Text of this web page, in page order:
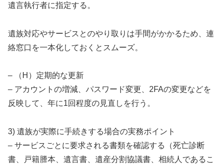
遺言執行者に指定する。
遺族対応やサービスとのやり取りは手間がかかるため、連
絡窓口を一本化しておくとスムーズ。
– （H）定期的な更新
– アカウントの増減、パスワード変更、2FAの変更などを
反映して、年に1回程度の見直しを行う。
3) 遺族が実際に手続きする場合の実務ポイント
– サービスごとに要求される書類を確認する（死亡診断
書、戸籍謄本、遺言書、遺産分割協議書、相続人であるこ